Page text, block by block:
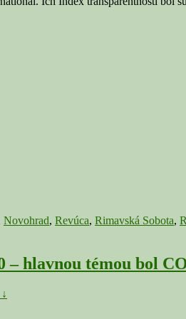
Novohrad, Revúca, Rimavská Sobota,
– hlavnou témou bol